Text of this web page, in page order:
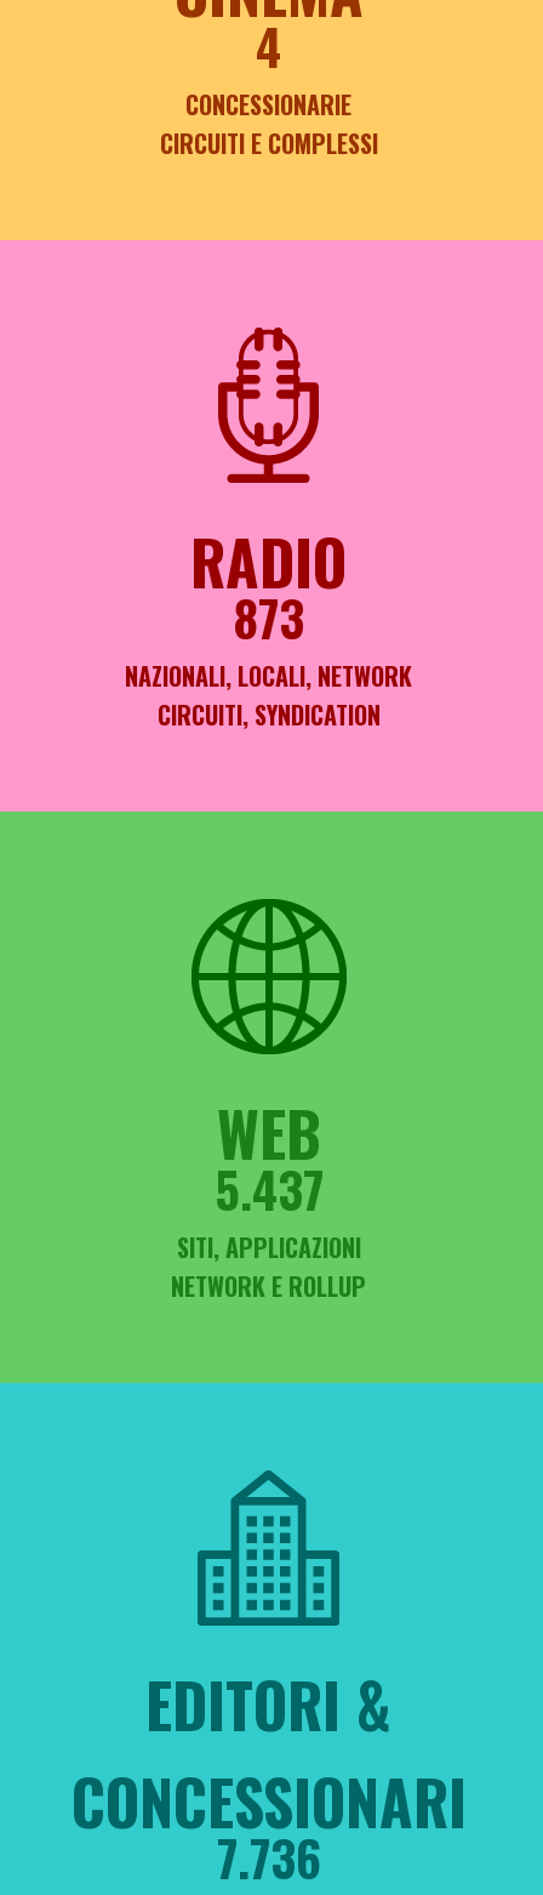
4
CONCESSIONARIE
CIRCUITI E COMPLESSI
RADIO
873
NAZIONALI, LOCALI, NETWORK
CIRCUITI, SYNDICATION
WEB
5.437
SITI, APPLICAZIONI
NETWORK E ROLLUP
EDITORI &
CONCESSIONARI
7.736